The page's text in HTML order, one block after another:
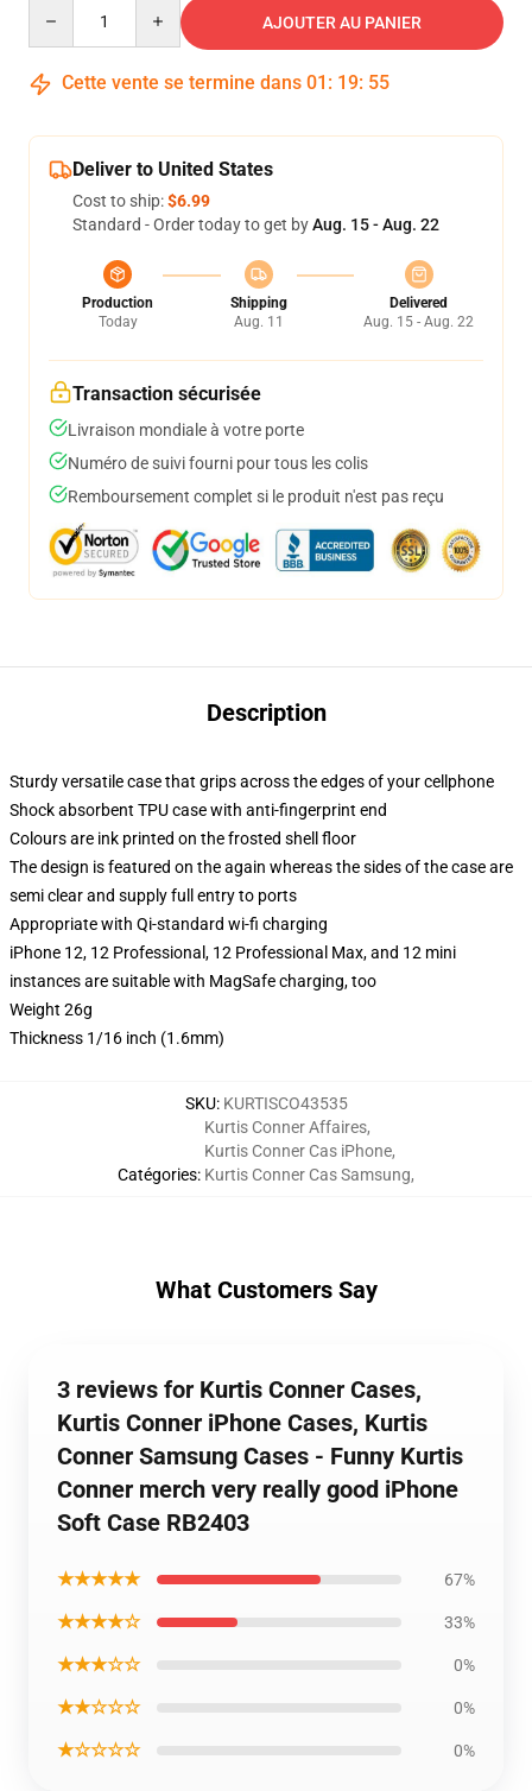
AJOUTER AU PANIER
Cette vente se termine dans 01 : 19: 54
Deliver to United States
Cost to ship:$6.99
Standard - Order today to get byAug. 15 - Aug. 22
Production
Today
Shipping
Aug. 11
Delivered
Aug. 15 - Aug. 22
Transaction sécurisée
Livraison mondiale à votre porte
Numéro de suivi fourni pour tous les colis
Remboursement complet si le produit n'est pas reçu
Description
Sturdy versatile case that grips across the edges of your cellphone
Shock absorbent TPU case with anti-fingerprint end
Colours are ink printed on the frosted shell floor
The design is featured on the again whereas the sides of the case are
semi clear and supply full entry to ports
Appropriate with Qi-standard wi-fi charging
iPhone 12, 12 Professional, 12 Professional Max, and 12 mini
instances are suitable with MagSafe charging, too
Weight 26g
Thickness 1/16 inch (1.6mm)
SKU: KURTISCO43535
Catégories:
Kurtis Conner Affaires,
Kurtis Conner Cas iPhone,
Kurtis Conner Cas Samsung,
What Customers Say
3 reviews for Kurtis Conner Cases,
Kurtis Conner iPhone Cases, Kurtis
Conner Samsung Cases - Funny Kurtis
Conner merch very really good iPhone
Soft Case RB2403
★★★★★ 67%
★★★★☆ 33%
★★★☆☆ 0%
★★☆☆☆ 0%
★☆☆☆☆ 0%